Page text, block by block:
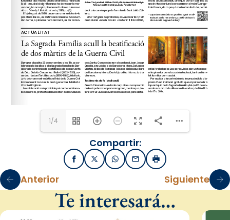
1/4
Compartir:
FacebookX / TwitterWhatsApp
EmailImprimir
Anterior Siguiente
Te interesará…